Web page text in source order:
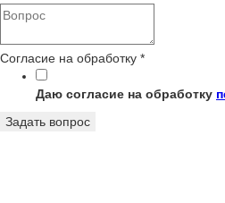
на
обработку
Согласие на обработку *
Даю согласие на обработку
Задать вопрос